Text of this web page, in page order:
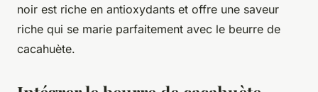
noir est riche en antioxydants et offre une saveur
riche qui se marie parfaitement avec le beurre de
cacahuète.